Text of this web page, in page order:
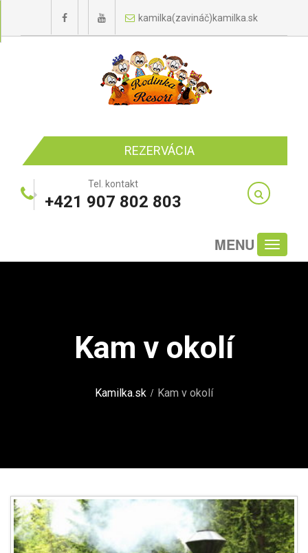
kamilka(zavináč)kamilka.sk
REZERVÁCIA
Tel. kontakt
+421 907 802 803
MENU
Toggle
Kam v okolí
Kamilka.sk / Kam v okolí